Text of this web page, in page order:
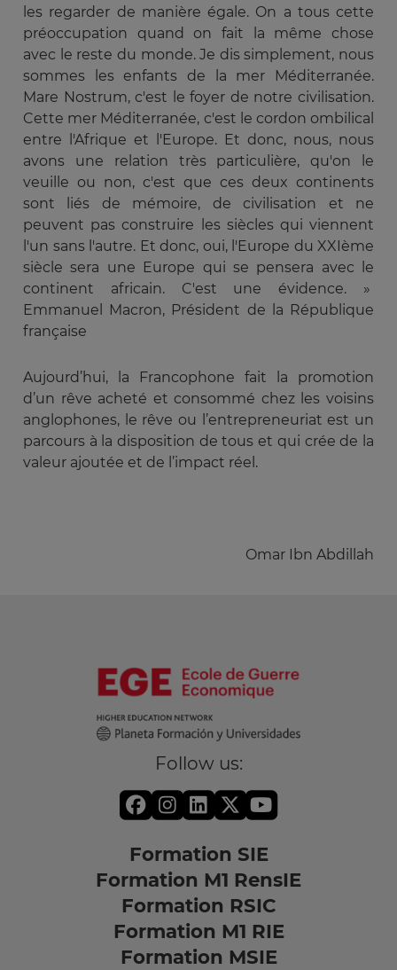
les regarder de manière égale. On a tous cette
préoccupation quand on fait la même chose
avec le reste du monde. Je dis simplement, nous
sommes les enfants de la mer Méditerranée.
Mare Nostrum, c'est le foyer de notre civilisation.
Cette mer Méditerranée, c'est le cordon ombilical
entre l'Afrique et l'Europe. Et donc, nous, nous
avons une relation très particulière, qu'on le
veuille ou non, c'est que ces deux continents
sont liés de mémoire, de civilisation et ne
peuvent pas construire les siècles qui viennent
l'un sans l'autre. Et donc, oui, l'Europe du XXIème
siècle sera une Europe qui se pensera avec le
continent africain. C'est une évidence. »
Emmanuel Macron, Président de la République
française
Aujourd’hui, la Francophone fait la promotion
d’un rêve acheté et consommé chez les voisins
anglophones, le rêve ou l’entrepreneuriat est un
parcours à la disposition de tous et qui crée de la
valeur ajoutée et de l’impact réel.
Omar Ibn Abdillah
Follow us:
Formation SIE
Formation M1 RensIE
Formation RSIC
Formation M1 RIE
Formation MSIE